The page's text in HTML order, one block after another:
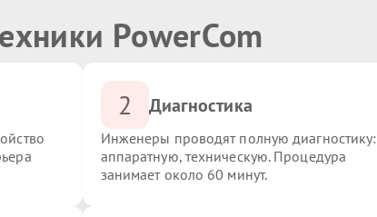
PowerCom
2 Диагностика
Инженеры проводят полную диагностику:
аппаратную, техническую. Процедура
занимает около 60 минут.